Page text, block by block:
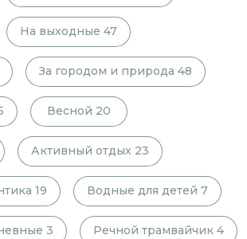
На выходные 47
За городом и природа 48
Весной 20
Активный отдых 23
19 Водные для детей 7
3 Речной трамвайчик 4